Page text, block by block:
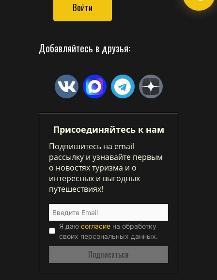
Войти
Добавляйтесь в друзья:
Присоединяйтесь к нам
Подпишитесь на email
рассылку и узнавайте первым
о новостях туризма и о
интересных и выгодных
путешествиях!
Я даю согласие на обработку
своих персональных данных.